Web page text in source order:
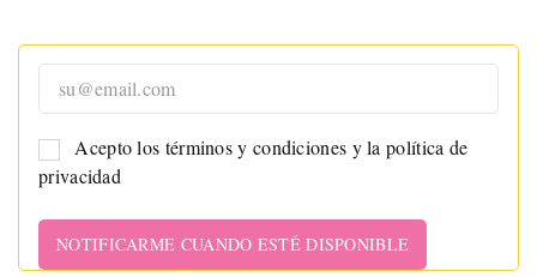
Acepto los términos y condiciones y la política de
privacidad
NOTIFICARME CUANDO ESTÉ DISPONIBLE